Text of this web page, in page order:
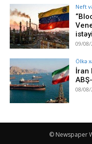
Neft
09/08/
Ölkə
İran
08/08/
© Newspaper